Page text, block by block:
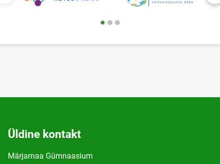
Üldine kontakt
Märjamaa Gümnaasium